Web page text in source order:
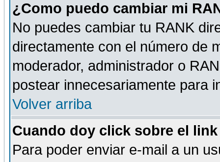
¿Como puedo cambiar mi
No puedes cambiar tu RANK
directamente con el número de
moderador, administrador o
postear innecesariamente para
Volver arriba
Cuando doy click sobre el
Para poder enviar e-mail a un